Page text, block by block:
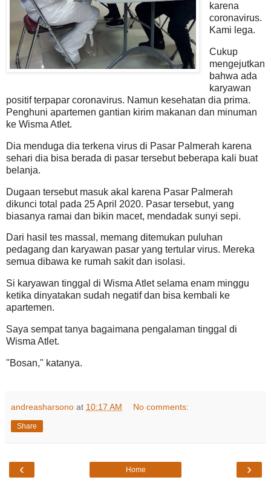
karena
coronavirus.
Kami lega.
Cukup
mengejutkan
bahwa ada
karyawan
positif terpapar coronavirus. Namun kesehatan dia prima.
Penghuni apartemen gantian kirim makanan dan minuman
ke Wisma Atlet.
Dia menduga dia terkena virus di Pasar Palmerah karena
sehari dia bisa berada di pasar tersebut beberapa kali buat
belanja.
Dugaan tersebut masuk akal karena Pasar Palmerah
dikunci total pada 25 April 2020. Pasar tersebut, yang
biasanya ramai dan bikin macet, mendadak sunyi sepi.
Dari hasil tes massal, memang ditemukan puluhan
pedagang dan karyawan pasar yang tertular virus. Mereka
semua dibawa ke rumah sakit dan isolasi.
Si karyawan tinggal di Wisma Atlet selama enam minggu
ketika dinyatakan sudah negatif dan bisa kembali ke
apartemen.
Saya sempat tanya bagaimana pengalaman tinggal di
Wisma Atlet.
"Bosan," katanya.
andreasharsono at 10:17 AM No comments:
Share
‹ ›
Home